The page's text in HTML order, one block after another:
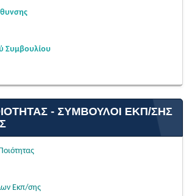
Συμβουλίου
- ΣΎΜΒΟΥΛΟΙ ΕΚΠ/ΣΗΣ
Εκπ/σης